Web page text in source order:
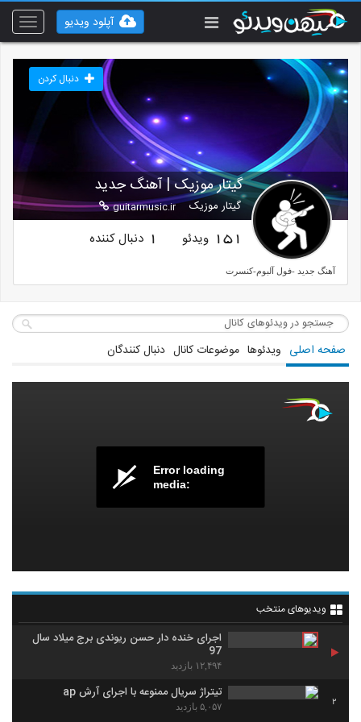
Toggle
آپلود ویدیو
گیتار موزیک | آهنگ جدید
گیتار موزیک guitarmusic.ir
دنبال کردن
151 ویدئو 1 دنبال کننده
آهنگ جدید -فول آلبوم-کنسرت
صفحه اصلی ویدئوها موضوعات کانال دنبال کنندگان
Error loading
media:
ویدیوهای منتخب
اجرای خنده دار حسن ریوندی برج میلاد سال
97
۱۲,۴۹۴ بازدید
2
تیتراژ سریال ممنوعه با اجرای آرش ap
۵,۰۵۷ بازدید